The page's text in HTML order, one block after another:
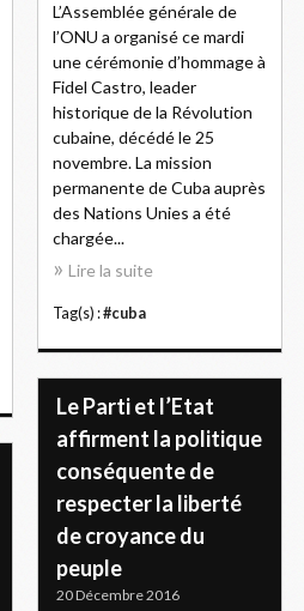
L’Assemblée générale de
l’ONU a organisé ce mardi
une cérémonie d’hommage à
Fidel Castro, leader
historique de la Révolution
cubaine, décédé le 25
novembre. La mission
permanente de Cuba auprès
des Nations Unies a été
chargée...
Lire la suite
Tag(s) :#cuba
Le Parti et l’Etat
affirment la politique
conséquente de
respecter la liberté
de croyance du
peuple
20 Décembre 2016